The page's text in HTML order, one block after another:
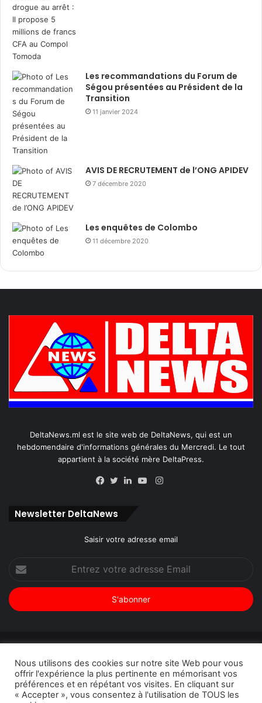
Les recommandations du Forum de
Ségou présentées au Président de la
Transition
11 janvier 2024
AVIS DE RECRUTEMENT de l’ONG APIDEV
7 décembre 2020
Les enquêtes de Colombo
11 décembre 2020
DeltaNews.ml est le site web de DeltaNews, qui est un
hebdomendaire d'informations générales du Mercredi. Le tout
appartient à la société mère DeltaPress.
Instagram
Newsletter DeltaNews
Saisir votre adresse email
votre
adresse
Email
DeltaPress| ConceptionDoucSoft Technologies
Annonces
Contact Politique de confidentialité
Nous utilisons des cookies sur notre site Web pour vous
offrir l'expérience la plus pertinente en mémorisant vos
préférences et en répétant vos visites. En cliquant sur
« Accepter », vous consentez à l'utilisation de TOUS les